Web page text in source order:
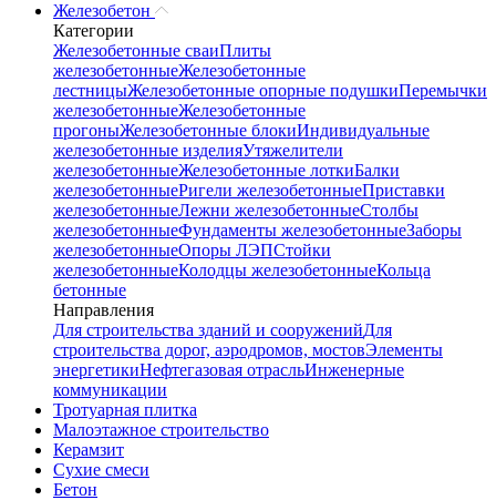
Железобетон
Категории
Железобетонные сваиПлиты
железобетонныеЖелезобетонные
лестницыЖелезобетонные опорные подушкиПеремычки
железобетонныеЖелезобетонные
прогоныЖелезобетонные блокиИндивидуальные
железобетонные изделияУтяжелители
железобетонныеЖелезобетонные лоткиБалки
железобетонныеРигели железобетонныеПриставки
железобетонныеЛежни железобетонныеСтолбы
железобетонныеФундаменты железобетонныеЗаборы
железобетонныеОпоры ЛЭПСтойки
железобетонныеКолодцы железобетонныеКольца
бетонные
Направления
Для строительства зданий и сооруженийДля
строительства дорог, аэродромов, мостовЭлементы
энергетикиНефтегазовая отрасльИнженерные
коммуникации
Тротуарная плитка
Малоэтажное строительство
Керамзит
Сухие смеси
Бетон